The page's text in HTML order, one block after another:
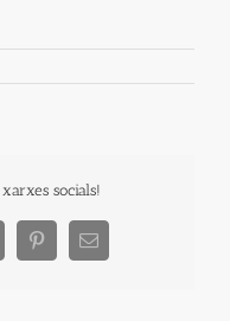
socials!
PinterestEmail